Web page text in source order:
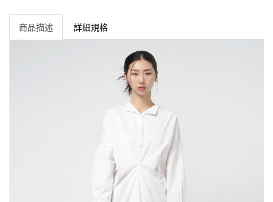
商品描述 詳細規格